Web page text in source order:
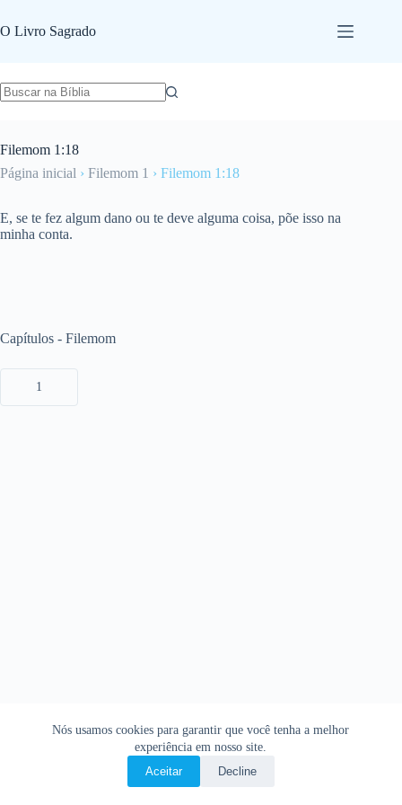
para
o
Nós usamos cookies para garantir que você tenha a melhor
experiência em nosso site.
Aceitar
Decline
O Livro Sagrado
Filemom 1:18
Página inicial › Filemom 1 › Filemom 1:18
E, se te fez algum dano ou te deve alguma coisa, põe isso na
minha conta.
Capítulos - Filemom
1
Copyright © 2026 • O Livro Sagrado • Bíblia Online •